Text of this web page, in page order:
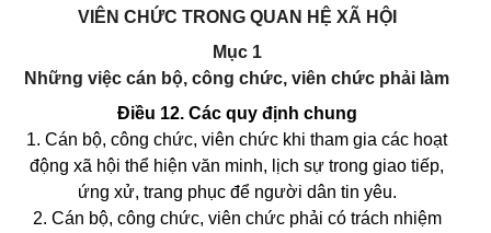
VIÊN CHỨC TRONG QUAN HỆ XÃ HỘI
Mục 1
Những việc cán bộ, công chức, viên chức phải làm
Điều 12. Các quy định chung
1. Cán bộ, công chức, viên chức khi tham gia các hoạt
động xã hội thể hiện văn minh, lịch sự trong giao tiếp,
ứng xử, trang phục để người dân tin yêu.
2. Cán bộ, công chức, viên chức phải có trách nhiệm